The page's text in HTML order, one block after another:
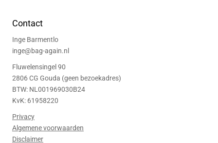
Contact
Inge Barmentlo
inge@bag-again.nl
Fluwelensingel 90
2806 CG Gouda (geen bezoekadres)
BTW: NL001969030B24
KvK: 61958220
Privacy
Algemene voorwaarden
Disclaimer